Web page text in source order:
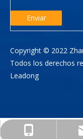
Enviar
Copyright © 2022
Todos los derechos
Leadong